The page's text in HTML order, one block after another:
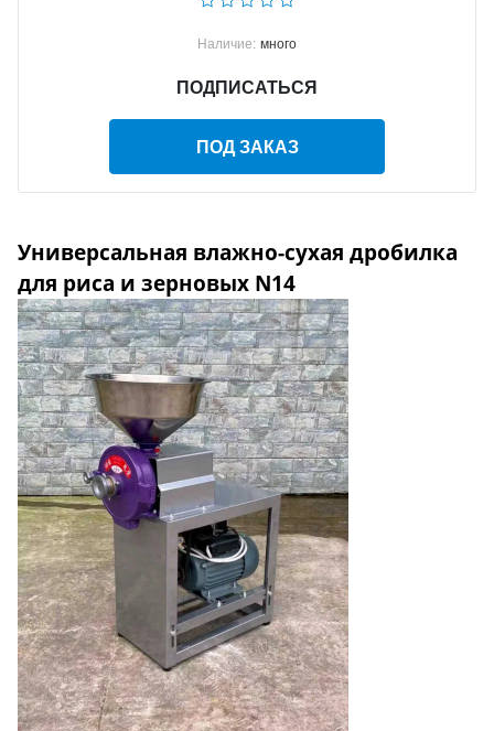
Наличие: много
ПОДПИСАТЬСЯ
ПОД ЗАКАЗ
Универсальная влажно-сухая дробилка
для риса и зерновых N14